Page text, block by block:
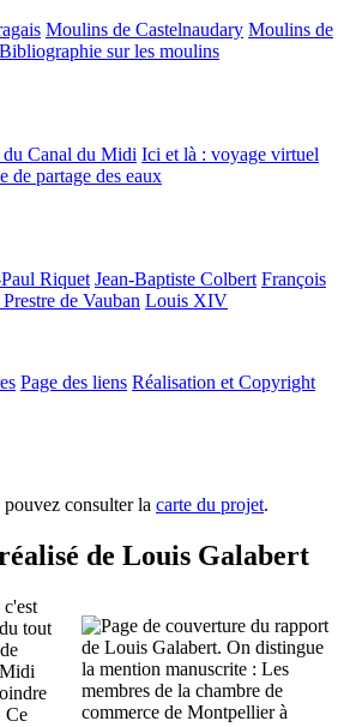
Moulins de Castelnaudary Moulins de
Bibliographie sur les moulins
du Canal du Midi Ici et là : voyage virtuel
de partage des eaux
Riquet Jean-Baptiste Colbert François
de Vauban Louis XIV
Page des liens Réalisation et Copyright
consulter la carte du projet.
de Louis Galabert
tout
Ce